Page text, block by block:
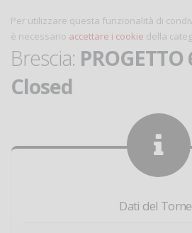
Per utilizzare questa funzionalità di
è necessario accettare i cookie della
Brescia: PROGETTO
Closed
Dati del